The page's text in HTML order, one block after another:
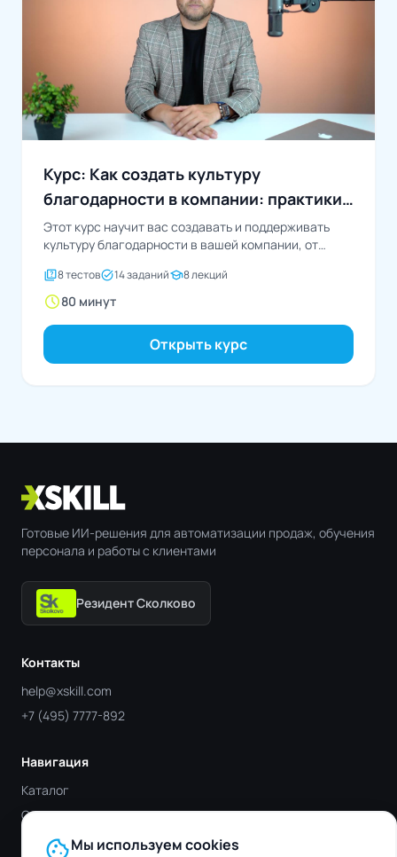
Курс: Как создать культуру
благодарности в компании: практики
для повышения лояльности
Этот курс научит вас создавать и поддерживать
культуру благодарности в вашей компании, от
quiz8 тестовtask_alt14 заданийschool8 лекций
schedule80 минут
Открыть курс
Готовые ИИ-решения для автоматизации продаж, обучения
персонала и работы с клиентами
Резидент Сколково
Контакты
help@xskill.com
+7 (495) 7777-892
Навигация
Каталог
Отрасли
БлогcookieМы используем cookies